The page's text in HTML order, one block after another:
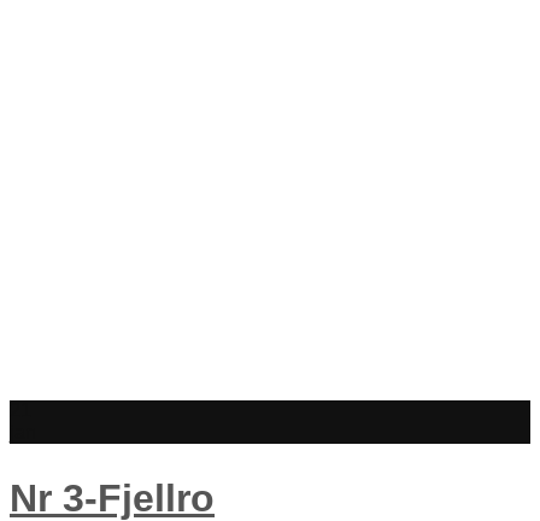
Nr 3-Fjellro